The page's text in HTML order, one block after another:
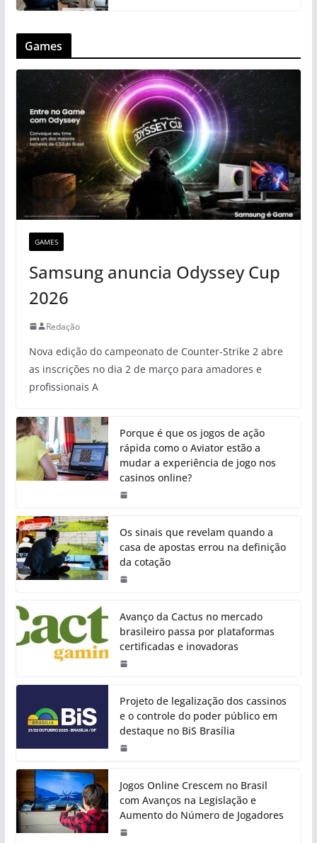
Games
GAMES
Samsung anuncia Odyssey Cup
2026
Redação
Nova edição do campeonato de Counter-Strike 2 abre
as inscrições no dia 2 de março para amadores e
profissionais A
Porque é que os jogos de ação
rápida como o Aviator estão a
mudar a experiência de jogo nos
casinos online?
Os sinais que revelam quando a
casa de apostas errou na definição
da cotação
Avanço da Cactus no mercado
brasileiro passa por plataformas
certificadas e inovadoras
Projeto de legalização dos cassinos
e o controle do poder público em
destaque no BiS Brasília
Jogos Online Crescem no Brasil
com Avanços na Legislação e
Aumento do Número de Jogadores